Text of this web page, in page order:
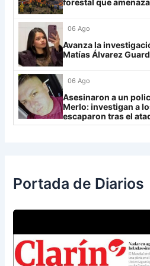
IDV
Rosario Central
UCV FC
Libertad
06 Ago
Avanza la
Matías Álvarez
06 Ago
Asesinaron a un
Merlo: investigan a
escaparon tras el
Portada de Diarios